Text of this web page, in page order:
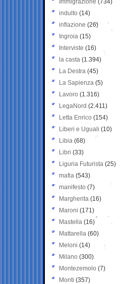
Immigrazione (734)
indulto (14)
inflazione (26)
Ingroia (15)
Interviste (16)
la casta (1.394)
La Destra (45)
La Sapienza (5)
Lavoro (1.316)
LegaNord (2.411)
Letta Enrico (154)
Liberi e Uguali (10)
Libia (68)
Libri (33)
Liguria Futurista (25)
mafia (543)
manifesto (7)
Margherita (16)
Maroni (171)
Mastella (16)
Mattarella (60)
Meloni (14)
Milano (300)
Montezemolo (7)
Monti (357)